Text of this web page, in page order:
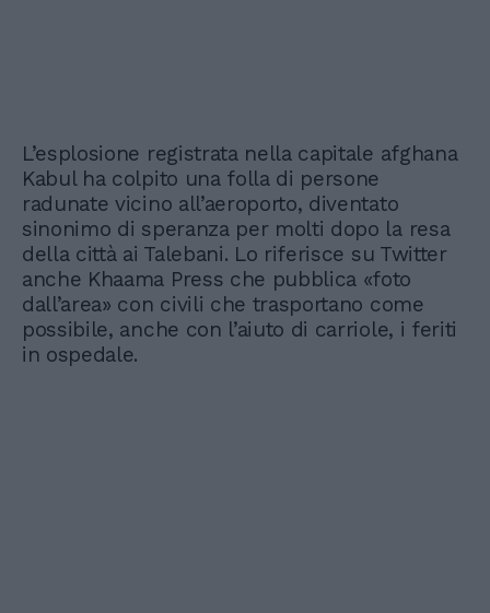
L’esplosione registrata nella capitale afghana
Kabul ha colpito una folla di persone
radunate vicino all’aeroporto, diventato
sinonimo di speranza per molti dopo la resa
della città ai Talebani. Lo riferisce su Twitter
anche Khaama Press che pubblica «foto
dall’area» con civili che trasportano come
possibile, anche con l’aiuto di carriole, i feriti
in ospedale.